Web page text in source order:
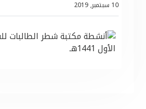
10 سبتمبر, 2019